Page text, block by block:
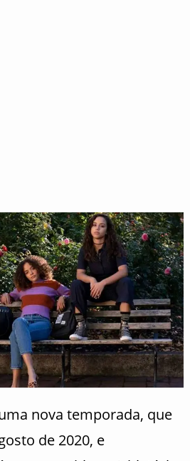
nova temporada, que
de 2020, e